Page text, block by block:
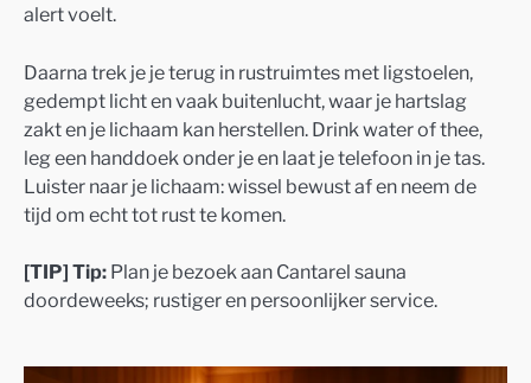
alert voelt.
Daarna trek je je terug in rustruimtes met ligstoelen,
gedempt licht en vaak buitenlucht, waar je hartslag
zakt en je lichaam kan herstellen. Drink water of thee,
leg een handdoek onder je en laat je telefoon in je tas.
Luister naar je lichaam: wissel bewust af en neem de
tijd om echt tot rust te komen.
[TIP] Tip: Plan je bezoek aan Cantarel sauna
doordeweeks; rustiger en persoonlijker service.